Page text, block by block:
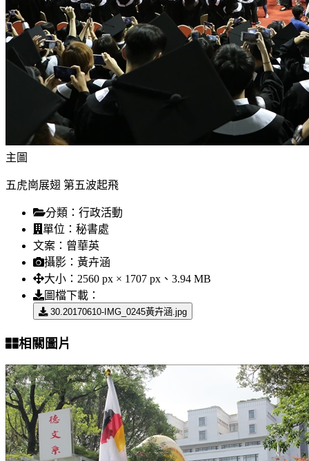
主圖
五虎崗展翅 第五波起飛
分類： 行政活動
單位： 秘書處
文案： 曾華英
攝影： 黃卉涵
大小： 2560 px × 1707 px、3.94 MB
圖檔下載：
30.20170610-IMG_0245黃卉涵.jpg
相關圖片